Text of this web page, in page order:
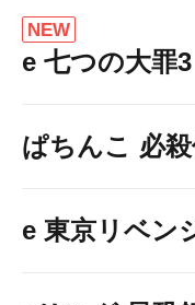
NEW
e 七つの大罪3
ぱちんこ 必
e 東京リベン